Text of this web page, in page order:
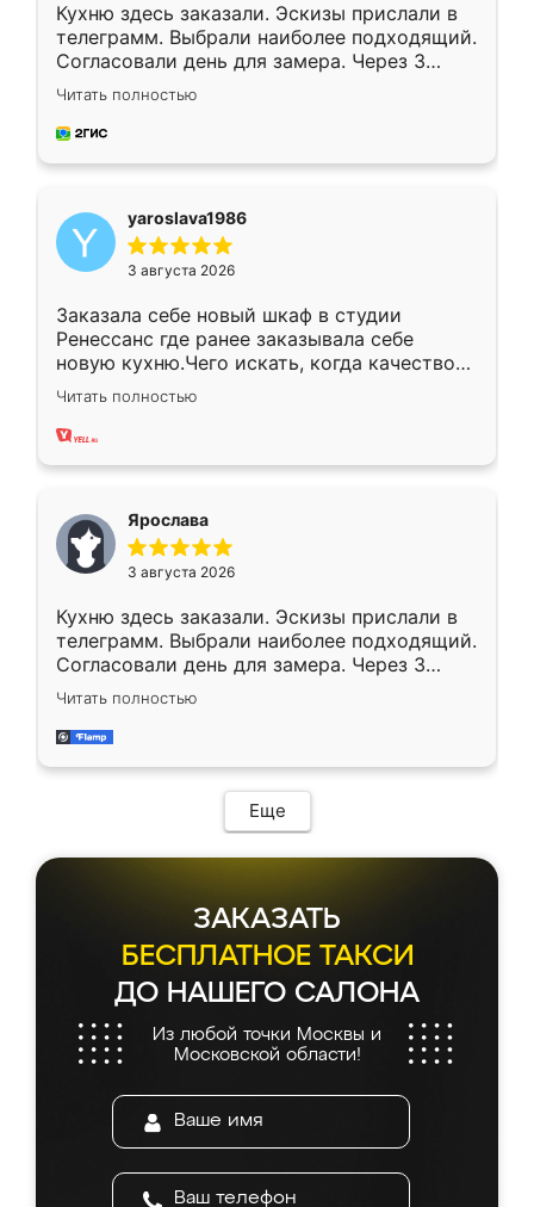
Кухню здесь заказали. Эскизы прислали в
телеграмм. Выбрали наиболее подходящий.
Согласовали день для замера. Через 3
недели кухня была уже готова. Остались
довольны работой. Спасибо Ренессанс
мебель за качественную работу!
Читать полностью
yaroslava1986
3 августа 2026
Заказала себе новый шкаф в студии
Ренессанс где ранее заказывала себе
новую кухню.Чего искать, когда качеством
вполне довольна. Служит кухня уже почти
два года, нареканий нет.
Читать полностью
Ярослава
3 августа 2026
Кухню здесь заказали. Эскизы прислали в
телеграмм. Выбрали наиболее подходящий.
Согласовали день для замера. Через 3
недели кухня была уже готова. Остались
довольны работой. Спасибо Ренессанс
мебель за качественную работу!
Читать полностью
Еще
ЗАКАЗАТЬ
БЕСПЛАТНОЕ ТАКСИ
ДО НАШЕГО САЛОНА
Из любой точки Москвы и
Московской области!